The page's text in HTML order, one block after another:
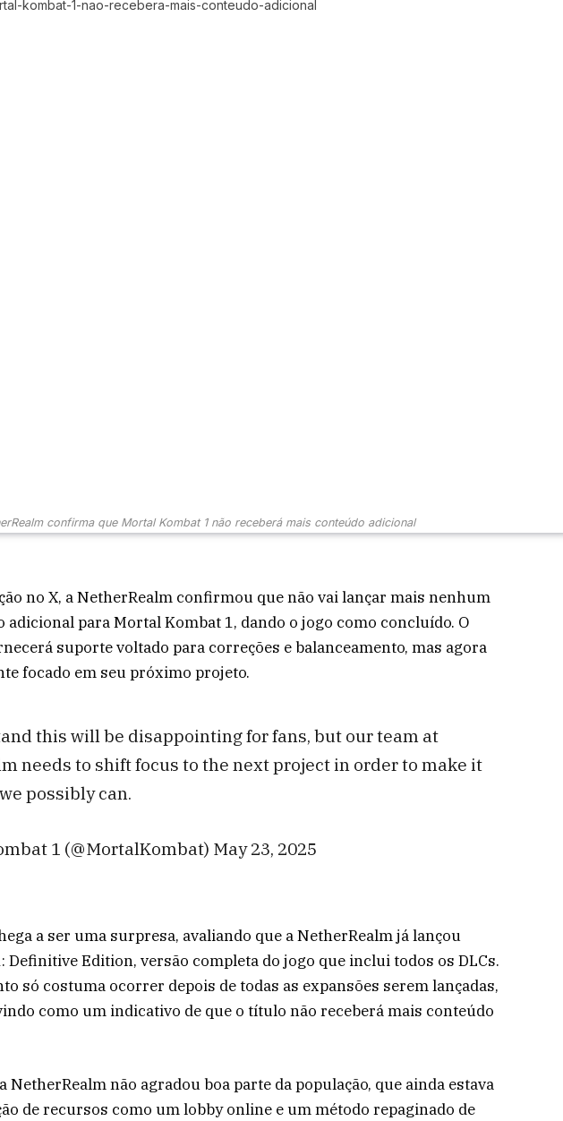
confirma que Mortal Kombat 1 não receberá mais conteúdo adicional
no X, a NetherRealm confirmou que não vai lançar mais nenhum
adicional para Mortal Kombat 1, dando o jogo como concluído. O
suporte voltado para correções e balanceamento, mas agora
focado em seu próximo projeto.
this will be disappointing for fans, but our team at
needs to shift focus to the next project in order to make it
possibly can.
1 (@MortalKombat) May 23, 2025
a ser uma surpresa, avaliando que a NetherRealm já lançou
Definitive Edition, versão completa do jogo que inclui todos os DLCs.
só costuma ocorrer depois de todas as expansões serem lançadas,
como um indicativo de que o título não receberá mais conteúdo
NetherRealm não agradou boa parte da população, que ainda estava
de recursos como um lobby online e um método repaginado de